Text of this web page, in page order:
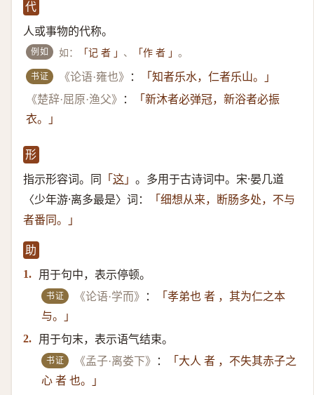
代
人或事物的代称。
例如 如： 「记 者 」 、 「作 者 」。
书证 《论语·雍也》 ：
「知者乐水，仁者乐山。」
《楚辞·屈原·渔父》
：
「新沐者必弹冠，新浴者必振
衣。」
形
指示形容词。同 「 这 」 。多用于古诗词中。宋·晏几道
〈少年游·离多最是〉词：
「细想从来，断肠多处，不与
者番同。」
助
1.
用于句中，表示停顿。
书证 《论语·学而》 ：
「孝弟也 者 ，其为仁之本
与。」
2.
用于句末，表示语气结束。
书证 《孟子·离娄下》 ：
「大人 者 ，不失其赤子之
心 者 也。」